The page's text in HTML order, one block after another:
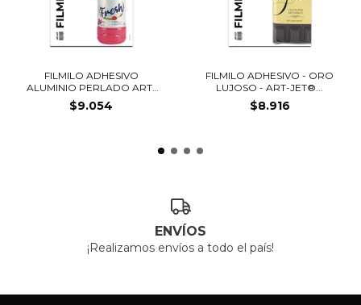
FILMILO ADHESIVO
ALUMINIO PERLADO ART-
JE...
$9.054
FILMILO ADHESIVO - ORO
LUJOSO - ART-JET®...
$8.916
ENVÍOS
¡Realizamos envíos a todo el país!